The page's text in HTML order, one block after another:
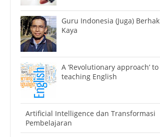
Guru Indonesia (Juga) Berhak
Kaya
A ‘Revolutionary approach’ to
teaching English
Artificial Intelligence dan Transformasi
Pembelajaran